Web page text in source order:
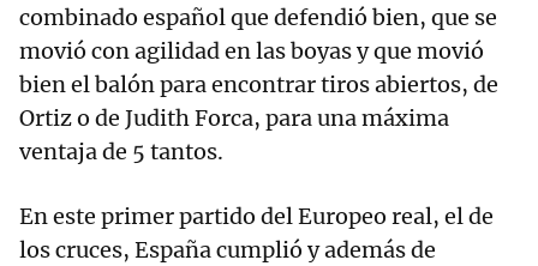
combinado español que defendió bien, que se
movió con agilidad en las boyas y que movió
bien el balón para encontrar tiros abiertos, de
Ortiz o de Judith Forca, para una máxima
ventaja de 5 tantos.
En este primer partido del Europeo real, el de
los cruces, España cumplió y además de